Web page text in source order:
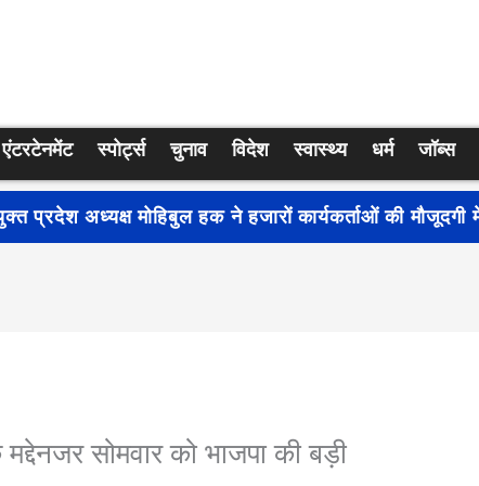
एंटरटेनमेंट स्पोर्ट्स चुनाव विदेश स्वास्थ्य धर्म जॉब्स
जागरूकता बढ़ाने के लिए देशभर में शुरू हुआ नुक्कड़ नाटक
सोमवार को भाजपा की बड़ी